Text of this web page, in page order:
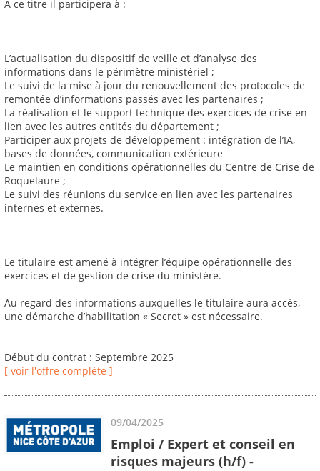
A ce titre il participera à :
L’actualisation du dispositif de veille et d’analyse des
informations dans le périmètre ministériel ;
Le suivi de la mise à jour du renouvellement des protocoles de
remontée d’informations passés avec les partenaires ;
La réalisation et le support technique des exercices de crise en
lien avec les autres entités du département ;
Participer aux projets de développement : intégration de l’IA,
bases de données, communication extérieure
Le maintien en conditions opérationnelles du Centre de Crise de
Roquelaure ;
Le suivi des réunions du service en lien avec les partenaires
internes et externes.
Le titulaire est amené à intégrer l’équipe opérationnelle des
exercices et de gestion de crise du ministère.
Au regard des informations auxquelles le titulaire aura accès,
une démarche d’habilitation « Secret » est nécessaire.
Début du contrat : Septembre 2025
[ voir l'offre complète ]
09/04/2025
Emploi / Expert et conseil en
risques majeurs (h/f) -